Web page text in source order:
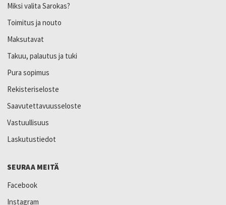
Miksi valita Sarokas?
Toimitus ja nouto
Maksutavat
Takuu, palautus ja tuki
Pura sopimus
Rekisteriseloste
Saavutettavuusseloste
Vastuullisuus
Laskutustiedot
SEURAA MEITÄ
Facebook
Instagram